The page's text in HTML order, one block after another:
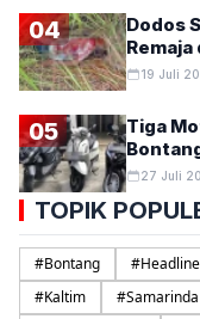
04
Dodos
19 Juli
05
Tiga
27 Juli
TOPIK
#Bontang #Headline
#Kaltim #Samarinda